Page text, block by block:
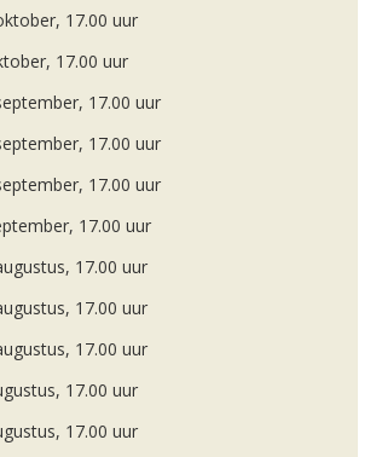
17.00 uur
17.00 uur
17.00 uur
17.00 uur
17.00 uur
17.00 uur
17.00 uur
17.00 uur
17.00 uur
17.00 uur
17.00 uur